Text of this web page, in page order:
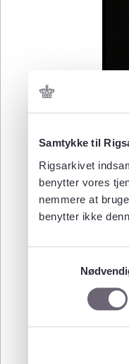
Samtykke til
Rigsarkivet
benytter vores
nemmere at
benytter ikke